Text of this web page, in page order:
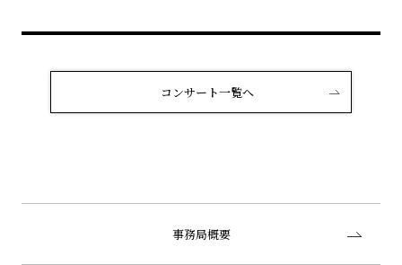
コンサート一覧へ
事務局概要